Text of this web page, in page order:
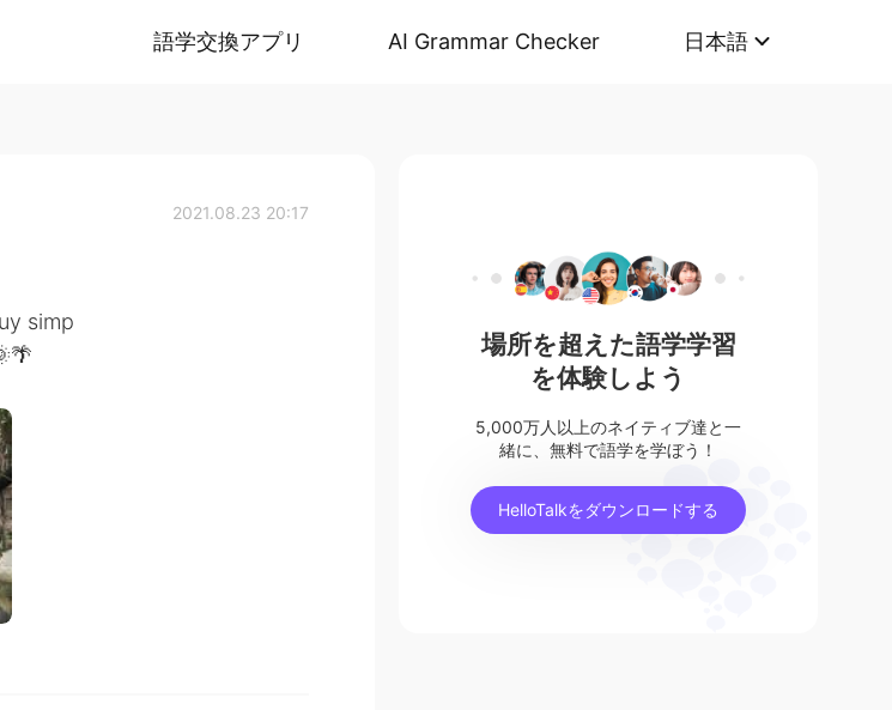
語学交換アプリ AI Grammar Checker 日本語
2021.08.23 20:17
simp
場所を超えた語学学習
を体験しよう
5,000万人以上のネイティブ達と一
緒に、無料で語学を学ぼう！
HelloTalkをダウンロードする